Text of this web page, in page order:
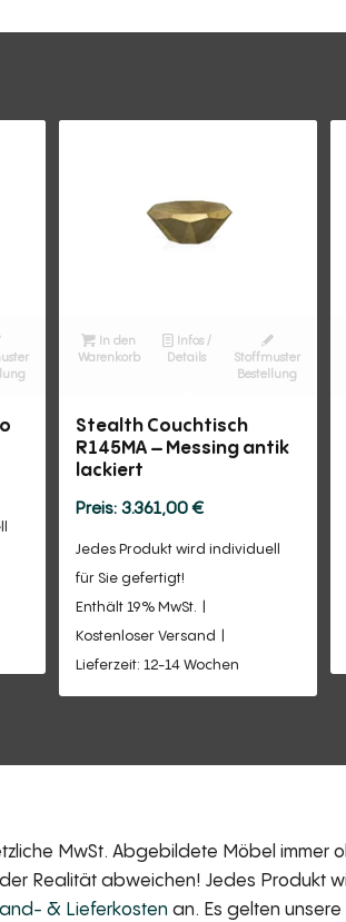
In den
Warenkorb
Infos /
Details
Stoffmuster
Bestellung
Stealth Couchtisch
R145MA – Messing antik
lackiert
3.361,00€
Jedes Produkt wird individuell
für Sie gefertigt!
Enthält 19% MwSt.
Kostenloser Versand
Lieferzeit: 12-14 Wochen
MwSt. Abgebildete Möbel immer
Realität abweichen! Jedes Produkt
& Lieferkosten an. Es gelten unsere